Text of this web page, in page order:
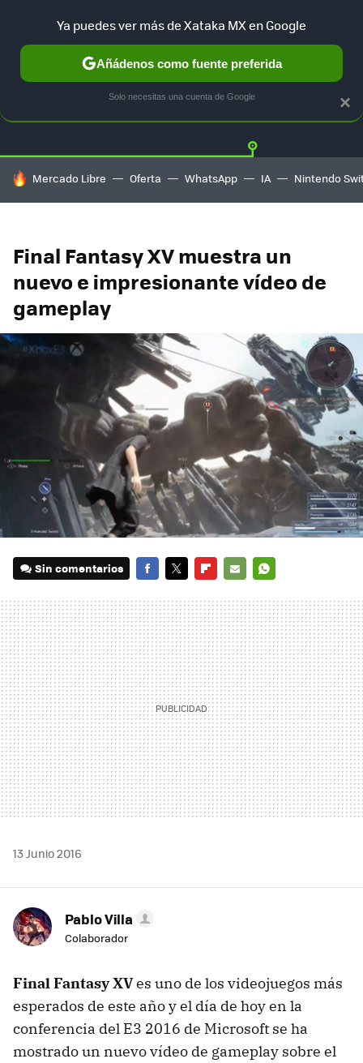
Twitter
HOY SE HABLA DE
Mercado Libre Oferta WhatsApp IA Nintendo
Final Fantasy XV muestra un
nuevo e impresionante vídeo de
gameplay
Sin comentarios
MAIL
13 Junio 2016
Pablo Villa
Colaborador
Final Fantasy XVes uno de los videojuegos más
esperados de este año y el día de hoy en la
conferencia del E3 2016 de Microsoft se ha
mostrado un nuevo vídeo de gameplay sobre el
×
Ya puedes ver más de Xataka MX en Google
Añádenos como fuente preferida
Solo necesitas una cuenta de Google